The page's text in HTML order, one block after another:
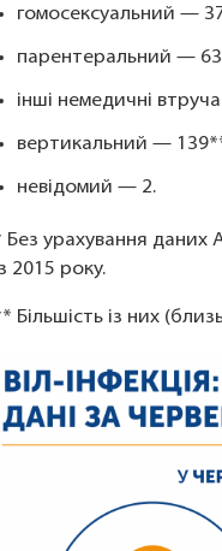
гомосексуальний —
парентеральний —
інші немедичні
вертикальний —
невідомий — 2.
Без урахування даних
2015 року.
Більшість із них